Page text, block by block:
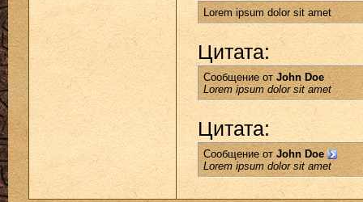
Lorem ipsum dolor sit amet
Цитата:
Сообщение отJohn Doe
Lorem ipsum dolor sit amet
Цитата:
Сообщение отJohn Doe
Lorem ipsum dolor sit amet